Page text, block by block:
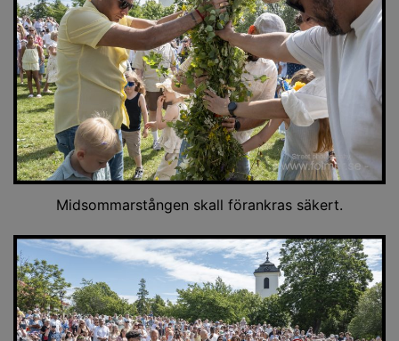
Midsommarstången skall förankras säkert.